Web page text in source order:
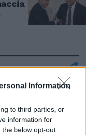
Information
to third parties, or
information for
the below opt-out
la